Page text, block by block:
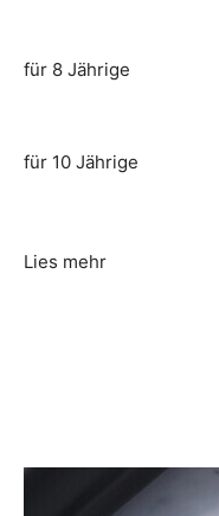
für 8 Jährige
für 10 Jährige
Lies mehr